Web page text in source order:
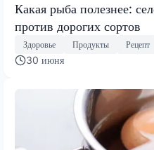
Какая рыба полезнее:
против дорогих сортов
Здоровье Продукты Рецепт
30 июня